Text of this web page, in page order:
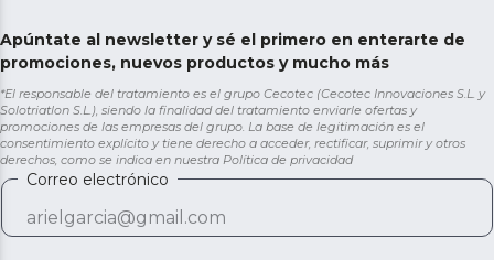
Apúntate al newsletter y sé el primero en enterarte de
promociones, nuevos productos y mucho más
*El responsable del tratamiento es el grupo Cecotec (Cecotec Innovaciones S.L. y
Solotriatlon S.L.), siendo la finalidad del tratamiento enviarle ofertas y
promociones de las empresas del grupo. La base de legitimación es el
consentimiento explícito y tiene derecho a acceder, rectificar, suprimir y otros
derechos, como se indica en nuestra Política de privacidad
Correo electrónico